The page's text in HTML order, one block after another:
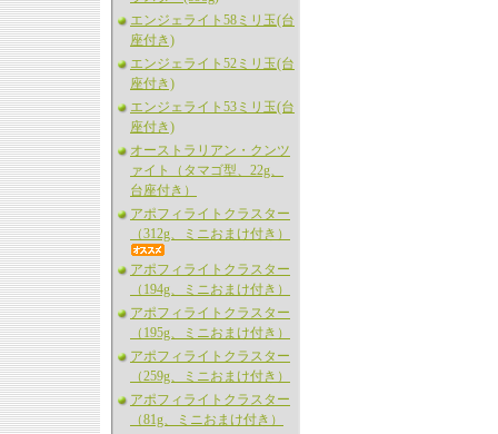
エンジェライト58ミリ玉(台
座付き)
エンジェライト52ミリ玉(台
座付き)
エンジェライト53ミリ玉(台
座付き)
オーストラリアン・クンツ
ァイト（タマゴ型、22g、
台座付き）
アポフィライトクラスター
（312g、ミニおまけ付き）
アポフィライトクラスター
（194g、ミニおまけ付き）
アポフィライトクラスター
（195g、ミニおまけ付き）
アポフィライトクラスター
（259g、ミニおまけ付き）
アポフィライトクラスター
（81g、ミニおまけ付き）